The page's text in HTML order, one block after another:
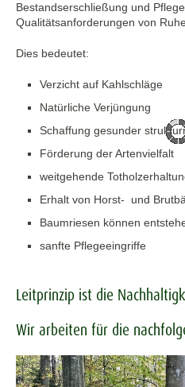
Bestandserschließung und
Qualitätsanforderungen von
Dies bedeutet:
Verzicht auf Kahlschläge
Natürliche Verjüngung
Schaffung gesunder
Förderung der Artenvielfalt
weitgehende
Erhalt von Horst- und
Baumriesen können
sanfte Pflegeeingriffe
Leitprinzip ist die
Wir arbeiten für die